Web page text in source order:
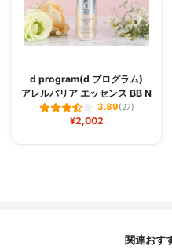
d program(d プログラム)
アレルバリア エッセンス BB N
3.89(27)
¥2,002
関連おす